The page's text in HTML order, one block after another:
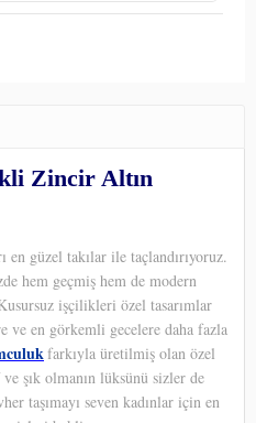
Zincir Altın
en güzel takılar ile taçlandırıyoruz.
hem geçmiş hem de modern
işçilikleri özel tasarımlar
ve en görkemli gecelere daha fazla
farkıyla üretilmiş olan özel
şık olmanın lüksünü sizler de
taşımayı seven kadınlar için en